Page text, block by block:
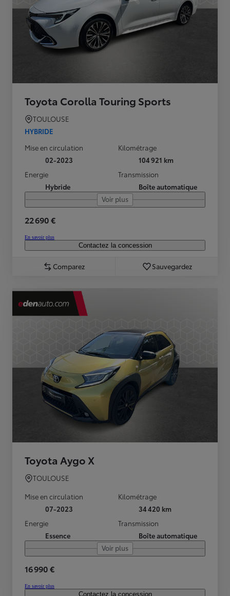
Toyota Corolla Touring Sports
TOULOUSE
HYBRIDE
Mise en circulation
02-2023
Kilométrage
104 921 km
Energie
Hybride
Transmission
Boîte automatique
Voir plus
22 690 €
En savoir plus
Contactez la concession
Comparez Sauvegardez
Toyota Aygo X
TOULOUSE
Mise en circulation
07-2023
Kilométrage
34 420 km
Energie
Essence
Transmission
Boîte automatique
Voir plus
16 990 €
En savoir plus
Contactez la concession